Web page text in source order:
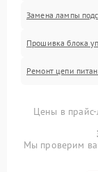
Замена лампы
Прошивка блока
Ремонт цепи
Цены в прайс-
Мы проверим